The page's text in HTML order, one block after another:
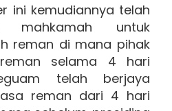
ini kemudiannya telah
mahkamah untuk
reman di mana pihak
selama 4 hari
telah berjaya
reman dari 4 hari